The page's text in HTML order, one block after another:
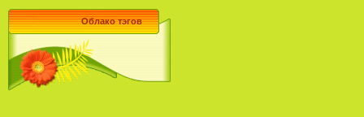
Облако тэгов